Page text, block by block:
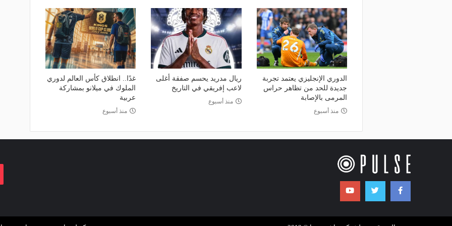
الدوري الإنجليزي يعتمد تجربة
جديدة للحد من تظاهر حراس
المرمى بالإصابة
منذ أسبوع
ريال مدريد يحسم صفقة أغلى
لاعب إفريقي في التاريخ
منذ أسبوع
غدًا.. انطلاق كأس العالم لدوري
الملوك في ميلانو بمشاركة
عربية
منذ أسبوع